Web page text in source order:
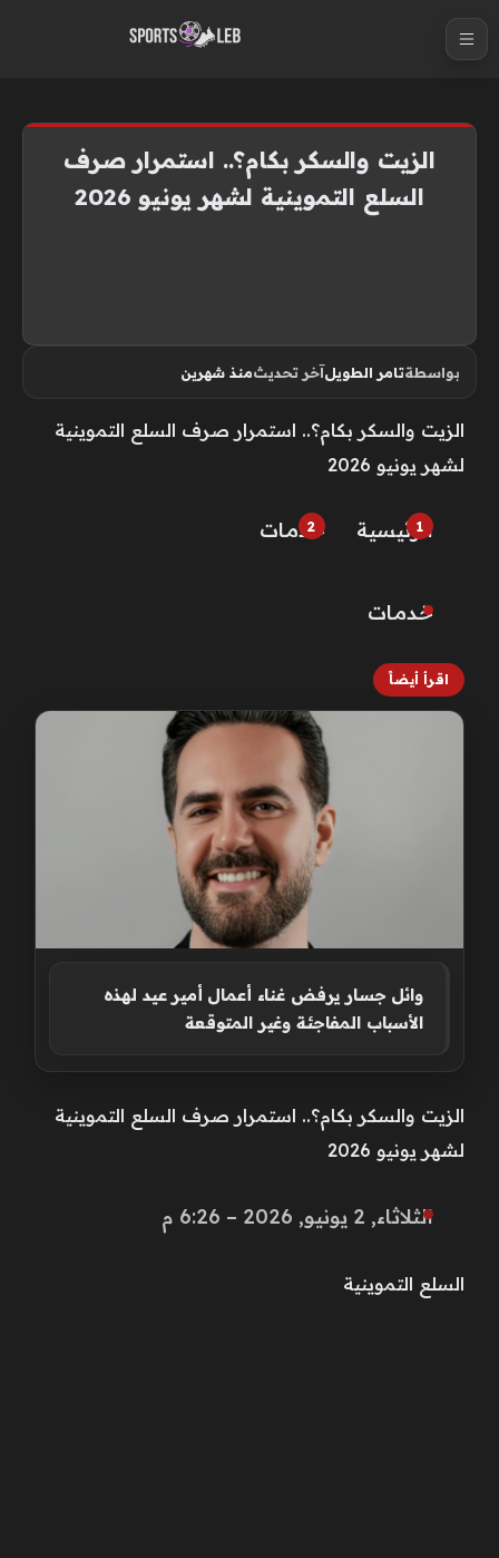
الزيت والسكر بكام؟.. استمرار صرف
السلع التموينية لشهر يونيو 2026
بواسطةتامر الطويلآخر تحديثمنذ شهرين
الزيت والسكر بكام؟.. استمرار صرف السلع التموينية
لشهر يونيو 2026
الرئيسية خـدمـات
خـدمـات
اقرأ أيضاً
وائل جسار يرفض غناء أعمال أمير عيد لهذه
الأسباب المفاجئة وغير المتوقعة
الزيت والسكر بكام؟.. استمرار صرف السلع التموينية
لشهر يونيو 2026
الثلاثاء, 2 يونيو, 2026 – 6:26 م
السلع التموينية